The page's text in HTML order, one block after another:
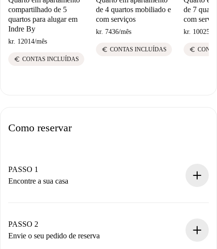
compartilhado de 5
quartos para alugar em
Indre By
kr. 12014/mês
euro CONTAS INCLUÍDAS
de 4 quartos mobiliado e
com serviços
kr. 7436/mês
euro CONTAS INCLUÍDAS
de 7
com
kr. 10025
euro
Como reservar
PASSO 1
Encontre a sua casa
Você tem todas as informações necessárias
antecipadamente.
PASSO 2
Envie o seu pedido de reserva